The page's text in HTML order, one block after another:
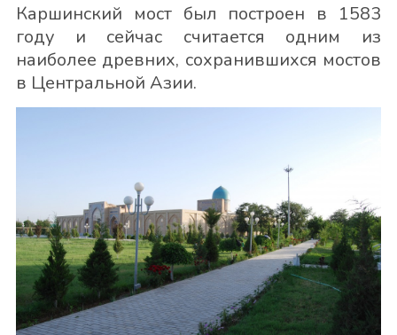
Каршинский мост был построен в 1583
году и сейчас считается одним из
наиболее древних, сохранившихся мостов
в Центральной Азии.